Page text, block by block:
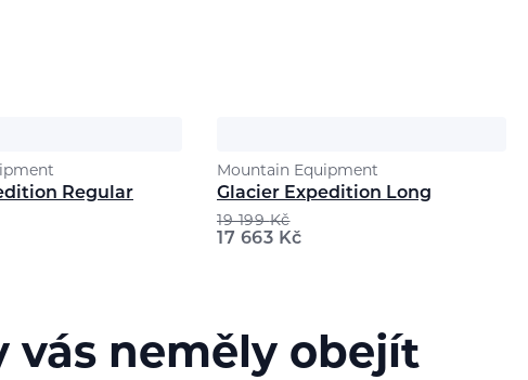
Regular
Mountain Equipment
Glacier Expedition Long
19 199Kč
17 663 Kč
vás neměly obejít